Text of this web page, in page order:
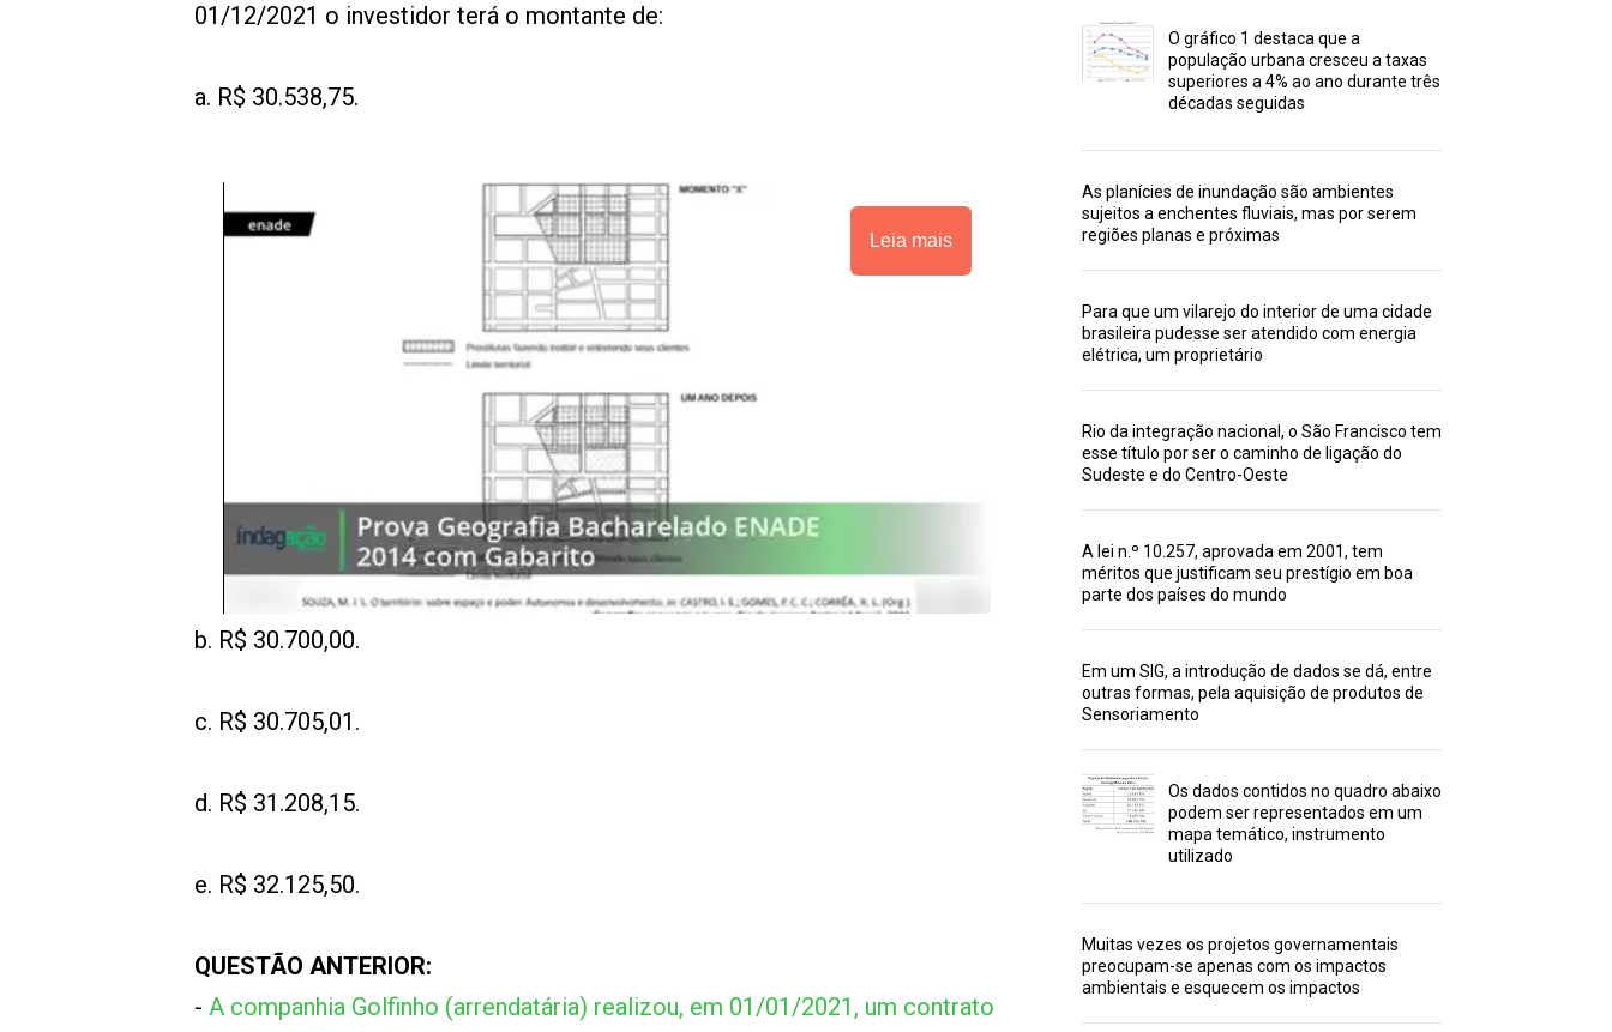
01/12/2021 o investidor terá o montante de:
a. R$ 30.538,75.
Leia mais
b. R$ 30.700,00.
c. R$ 30.705,01.
d. R$ 31.208,15.
e. R$ 32.125,50.
QUESTÃO ANTERIOR:
- A companhia Golfinho (arrendatária) realizou, em 01/01/2021, um contrato
O gráfico 1 destaca que a
população urbana cresceu a taxas
superiores a 4% ao ano durante três
décadas seguidas
As planícies de inundação são ambientes
sujeitos a enchentes fluviais, mas por serem
regiões planas e próximas
Para que um vilarejo do interior de uma cidade
brasileira pudesse ser atendido com energia
elétrica, um proprietário
Rio da integração nacional, o São Francisco tem
esse título por ser o caminho de ligação do
Sudeste e do Centro-Oeste
A lei n.º 10.257, aprovada em 2001, tem
méritos que justificam seu prestígio em boa
parte dos países do mundo
Em um SIG, a introdução de dados se dá, entre
outras formas, pela aquisição de produtos de
Sensoriamento
Os dados contidos no quadro abaixo
podem ser representados em um
mapa temático, instrumento
utilizado
Muitas vezes os projetos governamentais
preocupam-se apenas com os impactos
ambientais e esquecem os impactos